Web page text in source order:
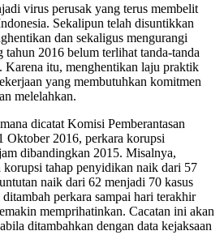
virus perusak yang terus membelit
Sekalipun telah disuntikkan
dan sekaligus mengurangi
2016 belum terlihat tanda-tanda
Karena itu, menghentikan laju praktik
yang membutuhkan komitmen
melelahkan.
dicatat Komisi Pemberantasan
2016, perkara korupsi
dibandingkan 2015. Misalnya,
korupsi tahap penyidikan naik dari 57
naik dari 62 menjadi 70 kasus
perkara sampai hari terakhir
memprihatinkan. Cacatan ini akan
ditambahkan dengan data kejaksaan